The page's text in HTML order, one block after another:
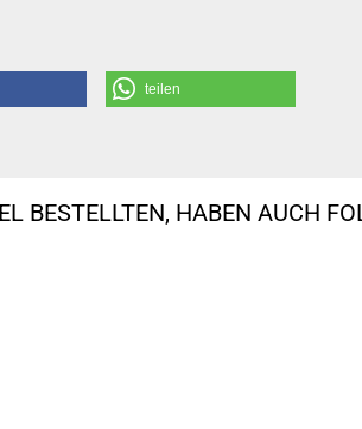
teilen
BESTELLTEN, HABEN AUCH